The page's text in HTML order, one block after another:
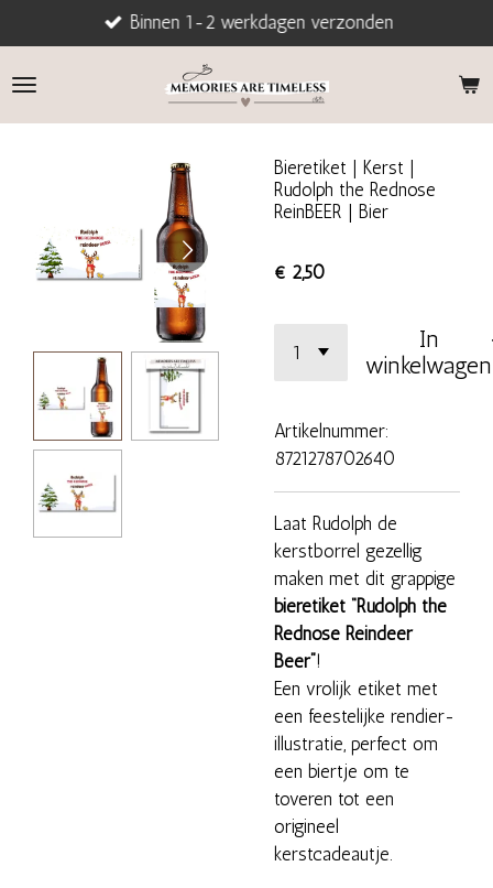
direct
naar
Binnen 1-2 werkdagen verzonden
Bieretiket | Kerst |
Rudolph the Rednose
ReinBEER | Bier
€ 2,50
In
winkelwagen
Artikelnummer:
8721278702640
Laat Rudolph de
kerstborrel gezellig
maken met dit grappige
bieretiket “Rudolph the
Rednose Reindeer
Beer”!
Een vrolijk etiket met
een feestelijke rendier-
illustratie, perfect om
een biertje om te
toveren tot een
origineel
kerstcadeautje.